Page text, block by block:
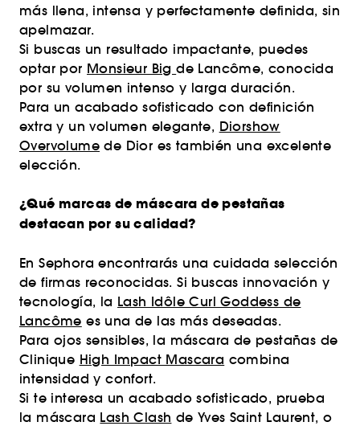
más llena, intensa y perfectamente definida, sin
apelmazar.
Si buscas un resultado impactante, puedes
optar por Monsieur Bigde Lancôme, conocida
por su volumen intenso y larga duración.
Para un acabado sofisticado con definición
extra y un volumen elegante, Diorshow
Overvolume de Dior es también una excelente
elección.
¿Qué marcas de máscara de pestañas
destacan por su calidad?
En Sephora encontrarás una cuidada selección
de firmas reconocidas. Si buscas innovación y
tecnología, la Lash Idôle Curl Goddess de
Lancôme es una de las más deseadas.
Para ojos sensibles, la máscara de pestañas de
Clinique High Impact Mascara combina
intensidad y confort.
Si te interesa un acabado sofisticado, prueba
la máscara Lash Clash de Yves Saint Laurent, o